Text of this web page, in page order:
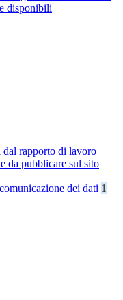
disponibili
dal rapporto di lavoro
da pubblicare sul sito
dei dati 1